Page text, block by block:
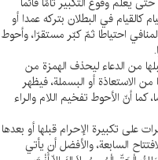
كالقيام في البطلان بتركه عمدا أو
احتياطا ثمّ كبّر مستقرّا، وأحوط
من الدعاء ليحذف الهمزة من
من الاستعاذة أو البسملة، فيظهر
كما أنّ الأحوط تفخيم اللام والراء
تكبيرة الإحرام قبلها أو بعدها
السابعة، والأفضل أن يأتي